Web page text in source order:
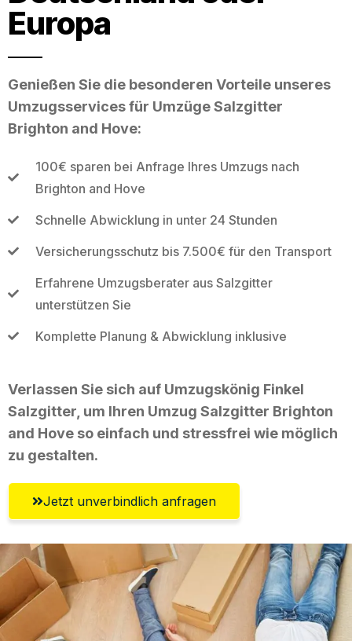
Europa
Genießen Sie die besonderen Vorteile unseres
Umzugsservices für Umzüge Salzgitter
Brighton and Hove:
100€ sparen bei Anfrage Ihres Umzugs nach
Brighton and Hove
Schnelle Abwicklung in unter 24 Stunden
Versicherungsschutz bis 7.500€ für den Transport
Erfahrene Umzugsberater aus Salzgitter
unterstützen Sie
Komplette Planung & Abwicklung inklusive
Verlassen Sie sich auf Umzugskönig Finkel
Salzgitter, um Ihren Umzug Salzgitter Brighton
and Hove so einfach und stressfrei wie möglich
zu gestalten.
Jetzt unverbindlich anfragen